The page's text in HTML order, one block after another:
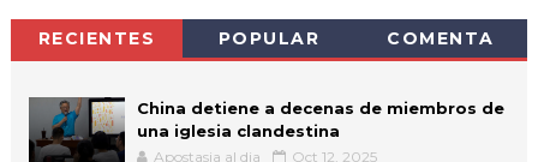
RECIENTES POPULAR COMENTA
China detiene a decenas de miembros de
una iglesia clandestina
Apostasia al dia Oct 12, 2025